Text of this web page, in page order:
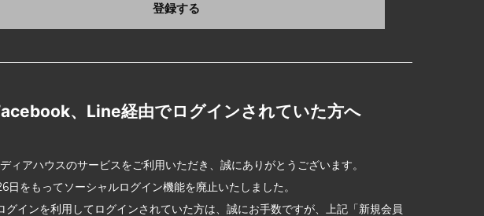
登録する
、Line経由でログインされていた方へ
ィアハウスのサービスをご利用いただき、誠にありがとうございます。
日をもってソーシャルログイン機能を廃止いたしました。
グインを利用してログインされていた方は、誠にお手数ですが、上記「新規会員